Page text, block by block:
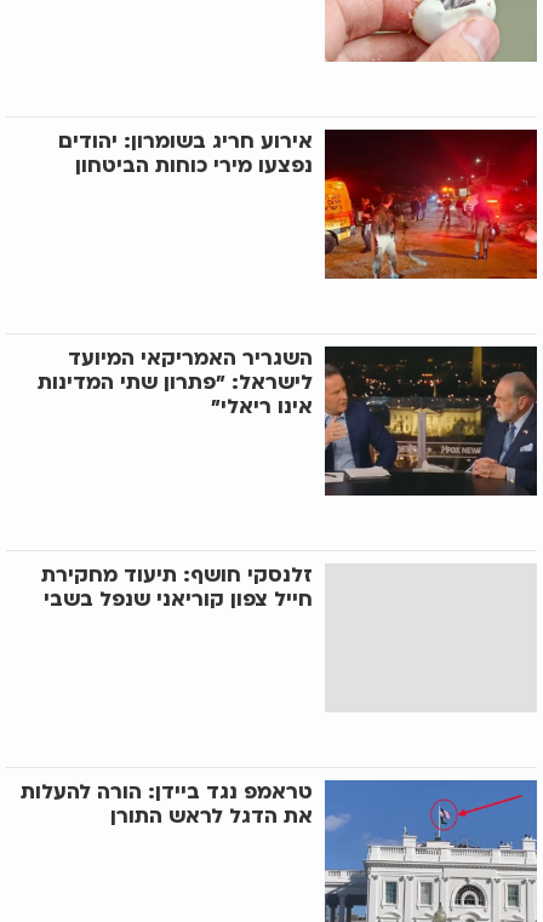
אירוע חריג בשומרון: יהודים
נפצעו מירי כוחות הביטחון
השגריר האמריקאי המיועד
לישראל: "פתרון שתי המדינות
אינו ריאלי"
זלנסקי חושף: תיעוד מחקירת
חייל צפון קוריאני שנפל בשבי
טראמפ נגד ביידן: הורה להעלות
את הדגל לראש התורן